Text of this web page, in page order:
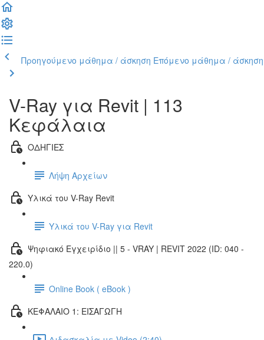
Προηγούμενο μάθημα / άσκηση Επόμενο μάθημα / άσκηση
V-Ray για Revit | 113
Κεφάλαια
ΟΔΗΓΙΕΣ
Λήψη Αρχείων
Υλικά του V-Ray Revit
Υλικά του V-Ray για Revit
Ψηφιακό Εγχειρίδιο || 5 - VRAY | REVIT 2022 (ID: 040 -
220.0)
Online Book ( eBook )
ΚΕΦΑΛΑΙΟ 1: ΕΙΣΑΓΩΓΗ